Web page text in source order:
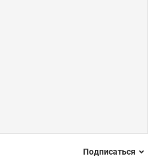
Подписаться